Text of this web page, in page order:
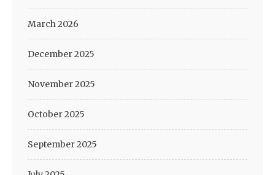
March 2026
December 2025
November 2025
October 2025
September 2025